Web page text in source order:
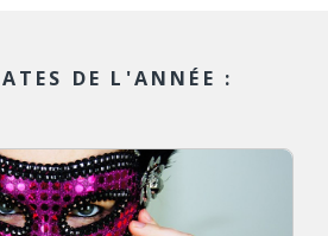
DE L'ANNÉE :